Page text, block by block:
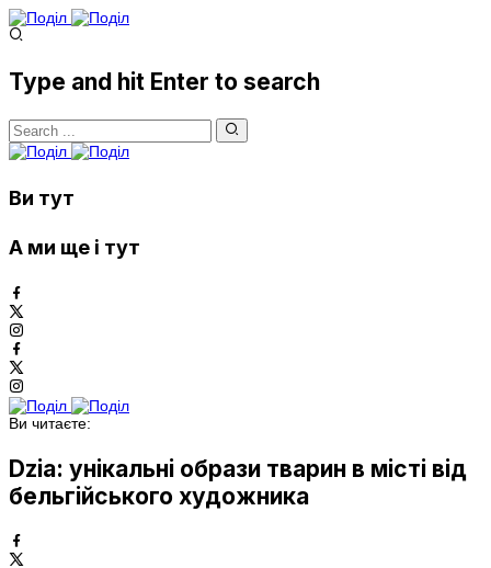
Type and hit Enter to search
Ви тут
А ми ще і тут
Ви читаєте:
Dzia: унікальні образи тварин в місті від
бельгійського художника